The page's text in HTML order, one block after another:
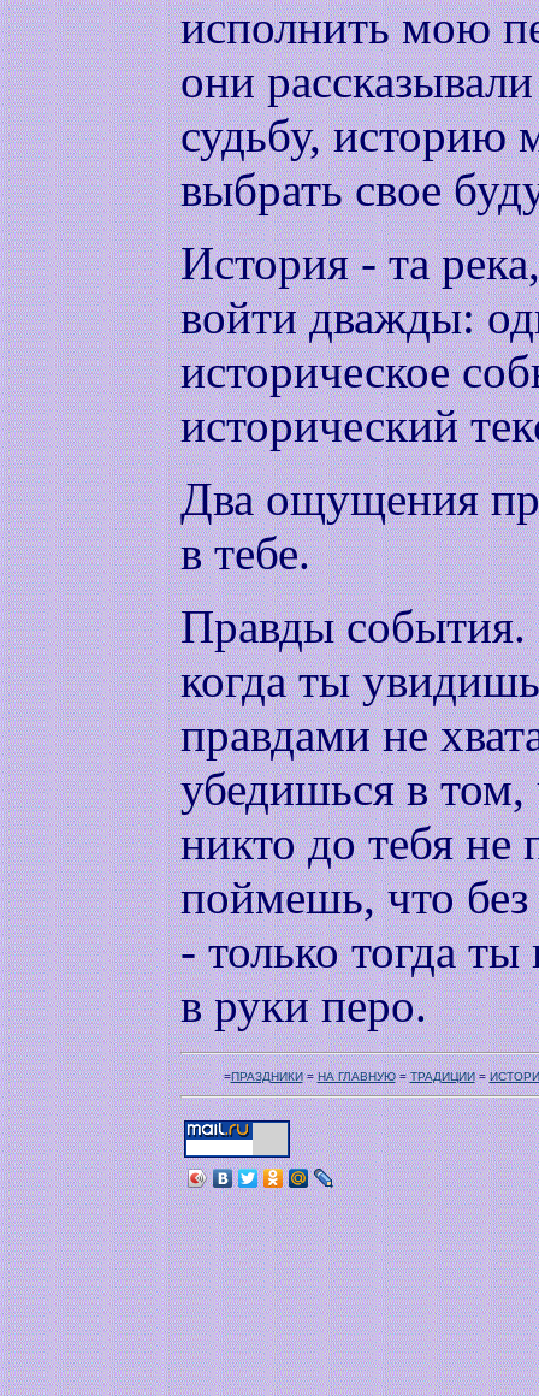
исполнить мою
они
судьбу, историю
выбрать свое
История - та
войти дважды:
историческое
исторический
Два ощущения
в тебе.
Правды события.
когда ты
правдами не
убедишься в том,
никто до тебя не
поймешь, что без
- только тогда
в руки перо.
=ПРАЗДНИКИ=НА ГЛАВНУЮ=ТРАДИЦИИ=